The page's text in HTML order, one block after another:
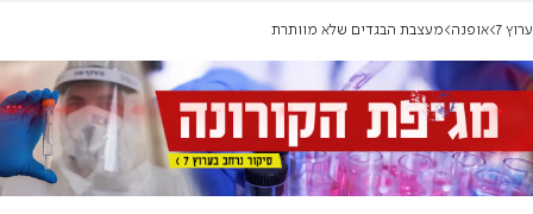
ערוץ 7 אופנה מעצבת הבגדים שלא מוותרת